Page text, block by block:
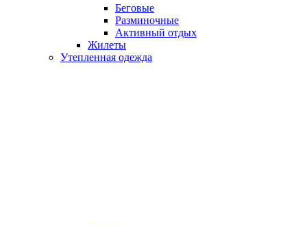
Беговые
Разминочные
Активный отдых
Жилеты
Утепленная одежда